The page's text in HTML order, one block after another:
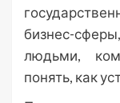
бизнес-
людьми,
понять, как